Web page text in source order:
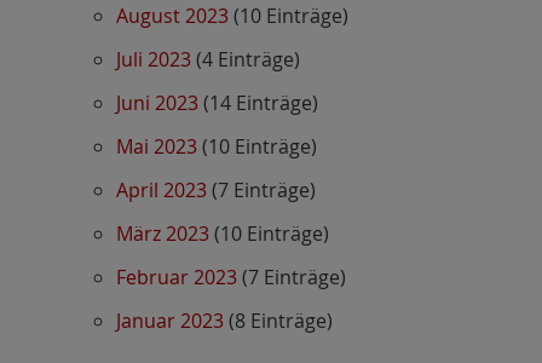
August 2023(10 Einträge)
Juli 2023(4 Einträge)
Juni 2023(14 Einträge)
Mai 2023(10 Einträge)
April 2023(7 Einträge)
März 2023(10 Einträge)
Februar 2023(7 Einträge)
Januar 2023(8 Einträge)